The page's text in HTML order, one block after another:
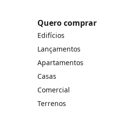
Quero comprar
Edifícios
Lançamentos
Apartamentos
Casas
Comercial
Terrenos